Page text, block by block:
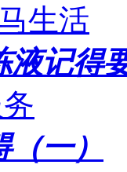
生活
液记得
一）